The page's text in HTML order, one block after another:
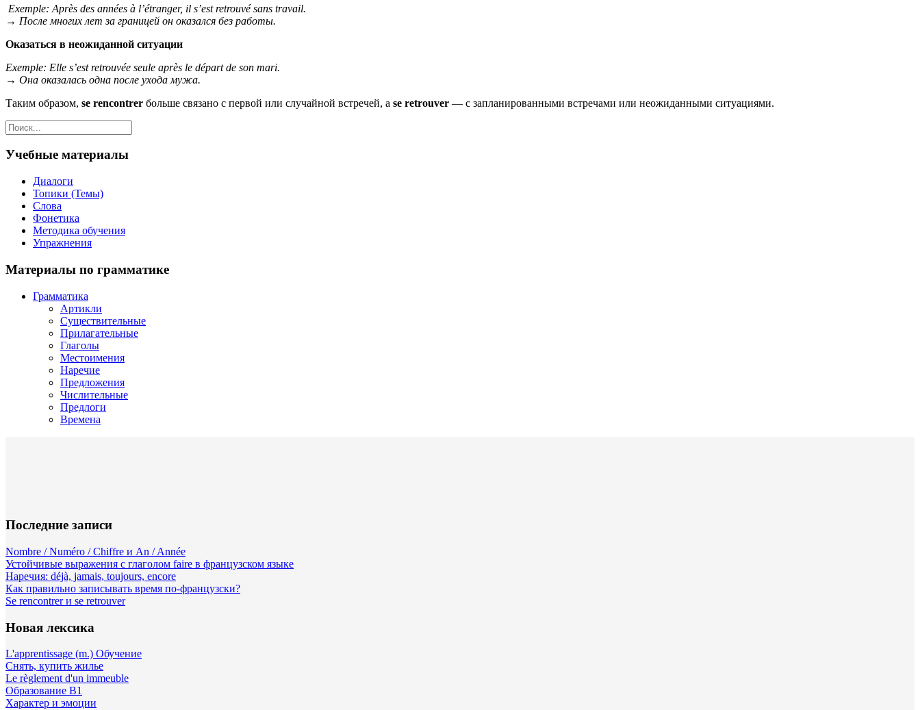
Exemple: Après des années à l’étranger, il s’est retrouvé sans travail.
→ После многих лет за границей он оказался без работы.
Оказаться в неожиданной ситуации
Exemple: Elle s’est retrouvée seule après le départ de son mari.
→ Она оказалась одна после ухода мужа.
Таким образом, se rencontrer больше связано с первой или случайной встречей, а se retrouver — с запланированными встречами или неожиданными ситуациями.
Учебные материалы
Диалоги
Топики (Темы)
Слова
Фонетика
Методика обучения
Упражнения
Материалы по грамматике
Грамматика
Артикли
Существительные
Прилагательные
Глаголы
Местоимения
Наречие
Предложения
Числительные
Предлоги
Времена
Последние записи
Nombre / Numéro / Chiffre и An / Année
Устойчивые выражения с глаголом faire в французском языке
Наречия: déjà, jamais, toujours, encore
Как правильно записывать время по-французски?
Se rencontrer и se retrouver
Новая лексика
L'apprentissage (m.) Обучение
Снять, купить жилье
Le règlement d'un immeuble
Образование B1
Характер и эмоции